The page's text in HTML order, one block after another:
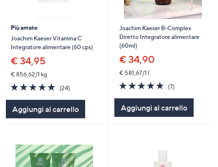
Più amato
Joachim Kaeser Vitamina C
Integratore alimentare (60 cps)
€ 34,95
€ 856,62/1 kg
4.7
of
5
Stars
(24)
Aggiungi al carrello
Joachim Kaeser B-Complex
Diretto Integratore alimentare
(60ml)
€ 34,90
€ 581,67/1 l
5.0
of
5
Stars
(7)
Aggiungi al carrello